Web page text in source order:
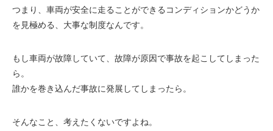
つまり、車両が安全に走ることができるコンディションかどうか
を見極める、大事な制度なんです。
もし車両が故障していて、故障が原因で事故を起こしてしまった
ら。
誰かを巻き込んだ事故に発展してしまったら。
そんなこと、考えたくないですよね。